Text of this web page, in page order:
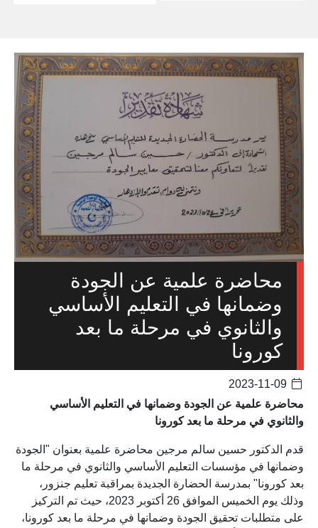
محاضرة علمية عن الجودة
وضمانها في التعليم الأساسي
والثانوي في مرحلة ما بعد
كورونا
محاضرة علمية عن الجودة وضمانها في التعليم الأساسي
والثانوي في مرحلة ما بعد كورونا
قدم الدكتور حسين سالم مرجين محاضرة علمية بعنوان "الجودة
وضمانها في مؤسسات التعليم الأساسي والثانوي في مرحلة ما
بعد كورونا" بمدرسة الحضارة الجديدة بمراقبة تعليم جنزور،
وذلك يوم الخميس الموافق 26 أكتوبر 2023، حيث تم التركيز
على متطلبات تحقيق الجودة وضمانها في مرحلة ما بعد كورونا،